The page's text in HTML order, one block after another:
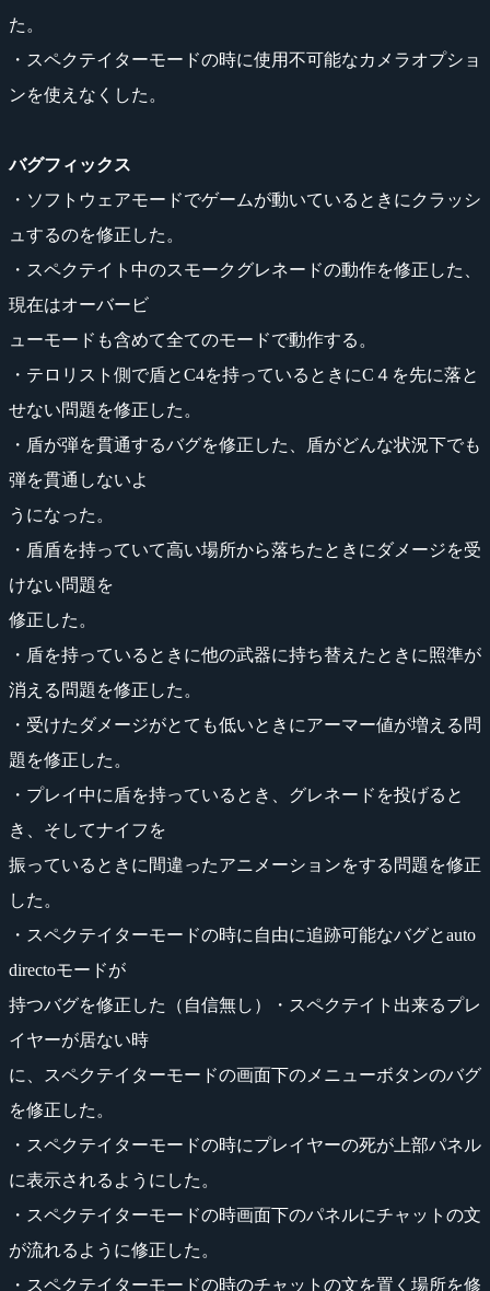
た。
・スペクテイターモードの時に使用不可能なカメラオプショ
ンを使えなくした。
バグフィックス
・ソフトウェアモードでゲームが動いているときにクラッシ
ュするのを修正した。
・スペクテイト中のスモークグレネードの動作を修正した、
現在はオーバービ
ューモードも含めて全てのモードで動作する。
・テロリスト側で盾とC4を持っているときにC４を先に落と
せない問題を修正した。
・盾が弾を貫通するバグを修正した、盾がどんな状況下でも
弾を貫通しないよ
うになった。
・盾盾を持っていて高い場所から落ちたときにダメージを受
けない問題を
修正した。
・盾を持っているときに他の武器に持ち替えたときに照準が
消える問題を修正した。
・受けたダメージがとても低いときにアーマー値が増える問
題を修正した。
・プレイ中に盾を持っているとき、グレネードを投げると
き、そしてナイフを
振っているときに間違ったアニメーションをする問題を修正
した。
・スペクテイターモードの時に自由に追跡可能なバグとauto
directoモードが
持つバグを修正した（自信無し）・スペクテイト出来るプレ
イヤーが居ない時
に、スペクテイターモードの画面下のメニューボタンのバグ
を修正した。
・スペクテイターモードの時にプレイヤーの死が上部パネル
に表示されるようにした。
・スペクテイターモードの時画面下のパネルにチャットの文
が流れるように修正した。
・スペクテイターモードの時のチャットの文を置く場所を修